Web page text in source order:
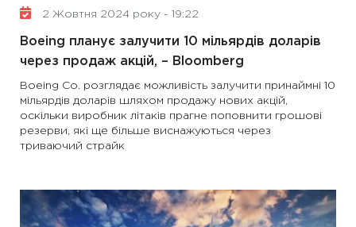
2 Жовтня 2024 року - 19:22
Boeing планує залучити 10 мільярдів доларів
через продаж акцій, – Bloomberg
Boeing Co. розглядає можливість залучити принаймні 10
мільярдів доларів шляхом продажу нових акцій,
оскільки виробник літаків прагне поповнити грошові
резерви, які ще більше виснажуються через
триваючий страйк